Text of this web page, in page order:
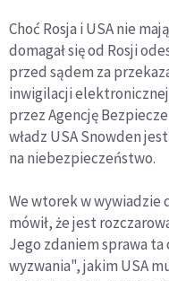
Choć Rosja i USA nie
domagał się od Rosji
przed sądem za
inwigilacji
przez Agencję
władz USA Snowden
na niebezpieczeństwo.
We wtorek w wywiadzie
mówił, że jest
Jego zdaniem sprawa
wyzwania", jakim USA